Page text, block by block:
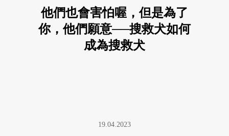
他們也會害怕喔，但是為了
你，他們願意──搜救犬如何
成為搜救犬
19.04.2023